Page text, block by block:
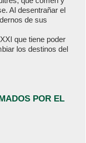
Al desentrañar el
de sus
que tiene poder
los destinos del
POR EL